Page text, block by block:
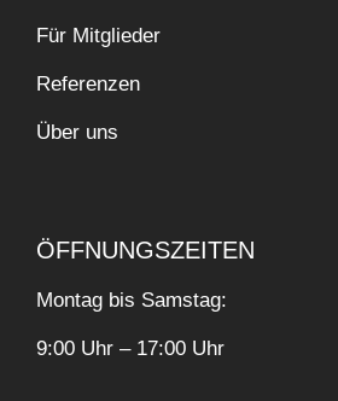
Für Mitglieder
Referenzen
Über uns
ÖFFNUNGSZEITEN
Montag bis Samstag:
9:00 Uhr – 17:00 Uhr